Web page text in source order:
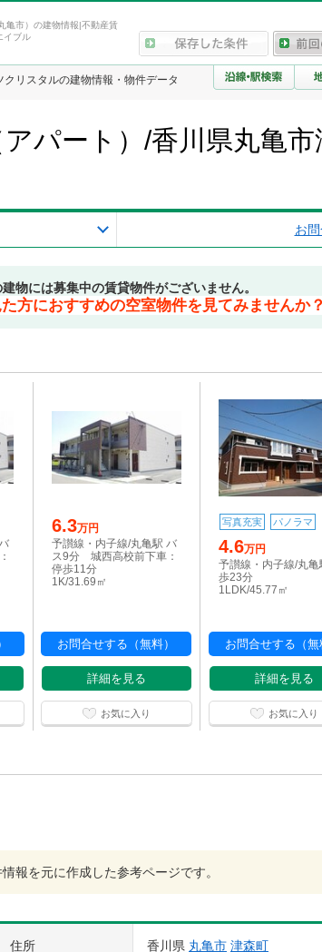
亀市）の建物情報|不動産賃
イブル
クリスタルの建物情報・物件データ
パート）/香川県丸亀市
お
建物には募集中の賃貸物件がございません。
方におすすめの空室物件を見てみませんか？
6.3万円
予讃線・内子線/丸亀駅 バ
ス9分 城西高校前下車：
停歩11分
1K/31.69㎡
お問合せする（無料）
詳細を見る
お気に入り
写真充実 パノラマ
4.6万円
予讃線・内子線/丸亀
歩23分
1LDK/45.77㎡
お問合せする（無
詳細を見る
お気に入り
報を元に作成した参考ページです。
住所 香川県 丸亀市 津森町